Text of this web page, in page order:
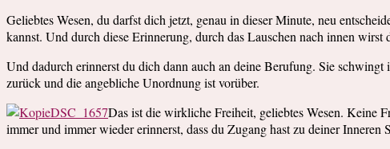
Geliebtes Wesen, du darfst dich jetzt, genau in dieser Minute, neu
kannst. Und durch diese Erinnerung, durch das Lauschen nach innen
Und dadurch erinnerst du dich dann auch an deine Berufung. Sie
zurück und die angebliche Unordnung ist vorüber.
Das ist die wirkliche Freiheit, geliebtes Wesen. Keine
immer und immer wieder erinnerst, dass du Zugang hast zu deiner Inneren